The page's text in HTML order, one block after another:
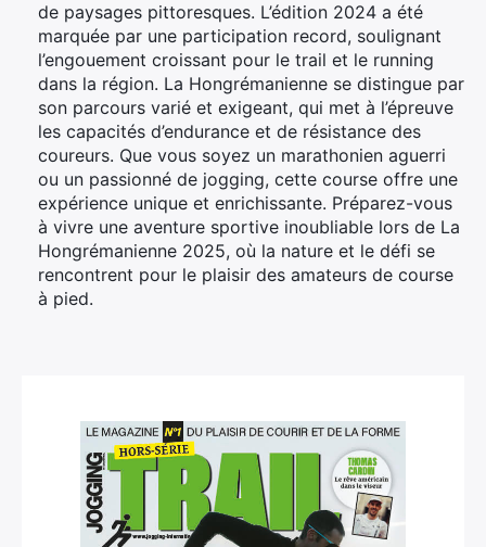
de paysages pittoresques. L’édition 2024 a été
marquée par une participation record, soulignant
l’engouement croissant pour le trail et le running
dans la région. La Hongrémanienne se distingue par
son parcours varié et exigeant, qui met à l’épreuve
les capacités d’endurance et de résistance des
coureurs. Que vous soyez un marathonien aguerri
ou un passionné de jogging, cette course offre une
expérience unique et enrichissante. Préparez-vous
à vivre une aventure sportive inoubliable lors de La
Hongrémanienne 2025, où la nature et le défi se
rencontrent pour le plaisir des amateurs de course
à pied.